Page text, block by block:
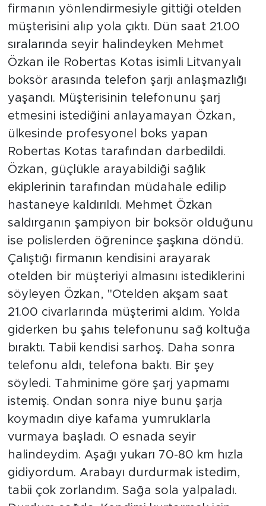
firmanın yönlendirmesiyle gittiği otelden
müşterisini alıp yola çıktı. Dün saat 21.00
sıralarında seyir halindeyken Mehmet
Özkan ile Robertas Kotas isimli Litvanyalı
boksör arasında telefon şarjı anlaşmazlığı
yaşandı. Müşterisinin telefonunu şarj
etmesini istediğini anlayamayan Özkan,
ülkesinde profesyonel boks yapan
Robertas Kotas tarafından darbedildi.
Özkan, güçlükle arayabildiği sağlık
ekiplerinin tarafından müdahale edilip
hastaneye kaldırıldı. Mehmet Özkan
saldırganın şampiyon bir boksör olduğunu
ise polislerden öğrenince şaşkına döndü.
Çalıştığı firmanın kendisini arayarak
otelden bir müşteriyi almasını istediklerini
söyleyen Özkan, "Otelden akşam saat
21.00 civarlarında müşterimi aldım. Yolda
giderken bu şahıs telefonunu sağ koltuğa
bıraktı. Tabii kendisi sarhoş. Daha sonra
telefonu aldı, telefona baktı. Bir şey
söyledi. Tahminime göre şarj yapmamı
istemiş. Ondan sonra niye bunu şarja
koymadın diye kafama yumruklarla
vurmaya başladı. O esnada seyir
halindeydim. Aşağı yukarı 70-80 km hızla
gidiyordum. Arabayı durdurmak istedim,
tabii çok zorlandım. Sağa sola yalpaladı.